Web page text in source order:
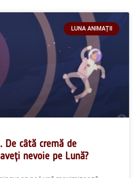
LUNA ANIMAȚII
De câtă cremă de
nevoie pe Lună?